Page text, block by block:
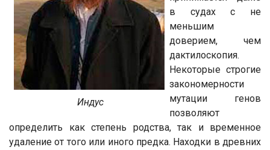
Индус
в судах с не
меньшим
доверием, чем
дактилоскопия.
Некоторые строгие
закономерности
мутации генов
позволяют
определить как степень родства, так и временное
удаление от того или иного предка. Находки в древних